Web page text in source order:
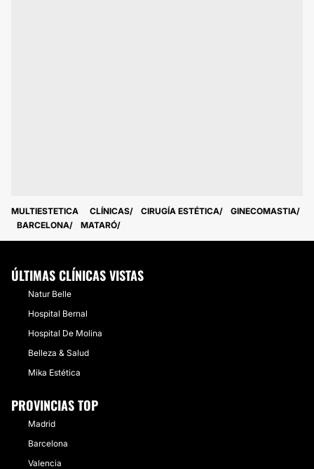
MULTIESTETICA CLÍNICAS CIRUGÍA ESTÉTICA
GINECOMASTIA
BARCELONA
MATARÓ
ÚLTIMAS CLÍNICAS VISTAS
Natur Belle
Hospital Bernal
Hospital De Molina
Belleza & Salud
Mika Estética
PROVINCIAS TOP
Madrid
Barcelona
Valencia